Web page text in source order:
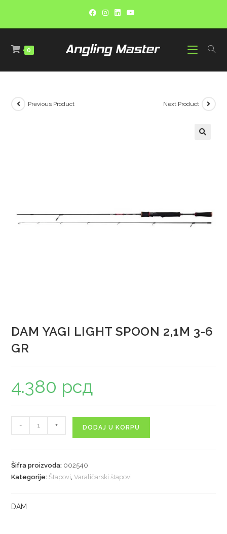
0
Previous Product Next Product
DAM YAGI LIGHT SPOON 2,1M 3-6
GR
4.380 рсд
- + DODAJ U KORPU
Šifra proizvoda: 002540
Kategorije:Štapovi,Varaličarski štapovi
DAM